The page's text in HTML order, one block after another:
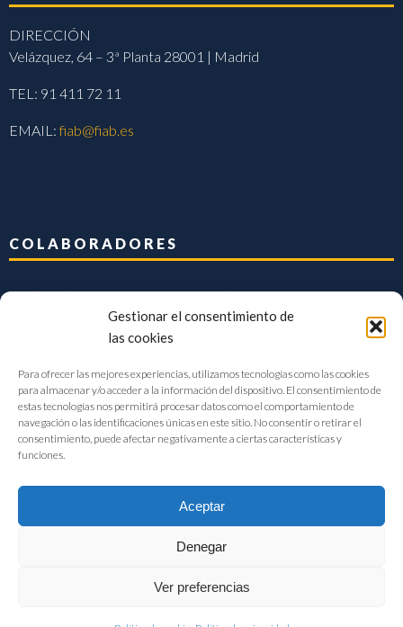
Gestionar el consentimiento de
las cookies
Para ofrecer las mejores experiencias, utilizamos tecnologías como las cookies
para almacenar y/o acceder a la información del dispositivo. El consentimiento de
estas tecnologías nos permitirá procesar datos como el comportamiento de
navegación o las identificaciones únicas en este sitio. No consentir o retirar el
consentimiento, puede afectar negativamente a ciertas características y
funciones.
Aceptar
Denegar
Ver preferencias
DIRECCIÓN
Velázquez, 64 – 3ª Planta 28001 | Madrid
TEL: 91 411 72 11
EMAIL:fiab@fiab.es
COLABORADORES
FIAB Federación Española de Industrias de la Alimentación y Bebidas